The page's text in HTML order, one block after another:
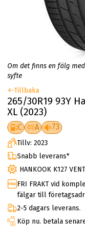
Om det finns en fälg
syfte
Tillbaka
265/30R19 93Y
XL (2023)
C A 73
Tillv: 2023
Snabb leverans*
HANKOOK K127
FRI FRAKT vid
fälgar till
2-5 dagars leverans.
Köp nu. betala